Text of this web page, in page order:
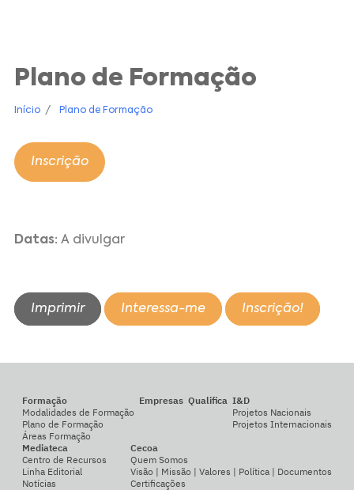
Plano de Formação
Início Plano de Formação
Inscrição
Datas:A divulgar
Imprimir Interessa-me Inscrição!
Formação
Modalidades de Formação
Plano de Formação
Áreas Formação
Empresas Qualifica I&D
Projetos Nacionais
Projetos Internacionais
Mediateca
Centro de Recursos
Linha Editorial
Notícias
Cecoa
Quem Somos
Visão | Missão | Valores | Política | Documentos
Certificações